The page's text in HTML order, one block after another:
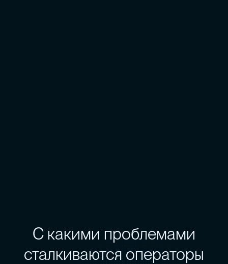
С какими проблемами
сталкиваются операторы